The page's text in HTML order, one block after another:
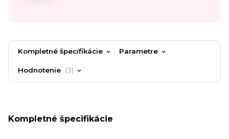
Kompletné špecifikácie Parametre
Hodnotenie 3
Kompletné špecifikácie